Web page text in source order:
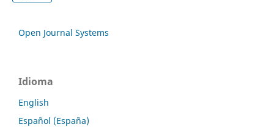
Open Journal Systems
Idioma
English
Español (España)